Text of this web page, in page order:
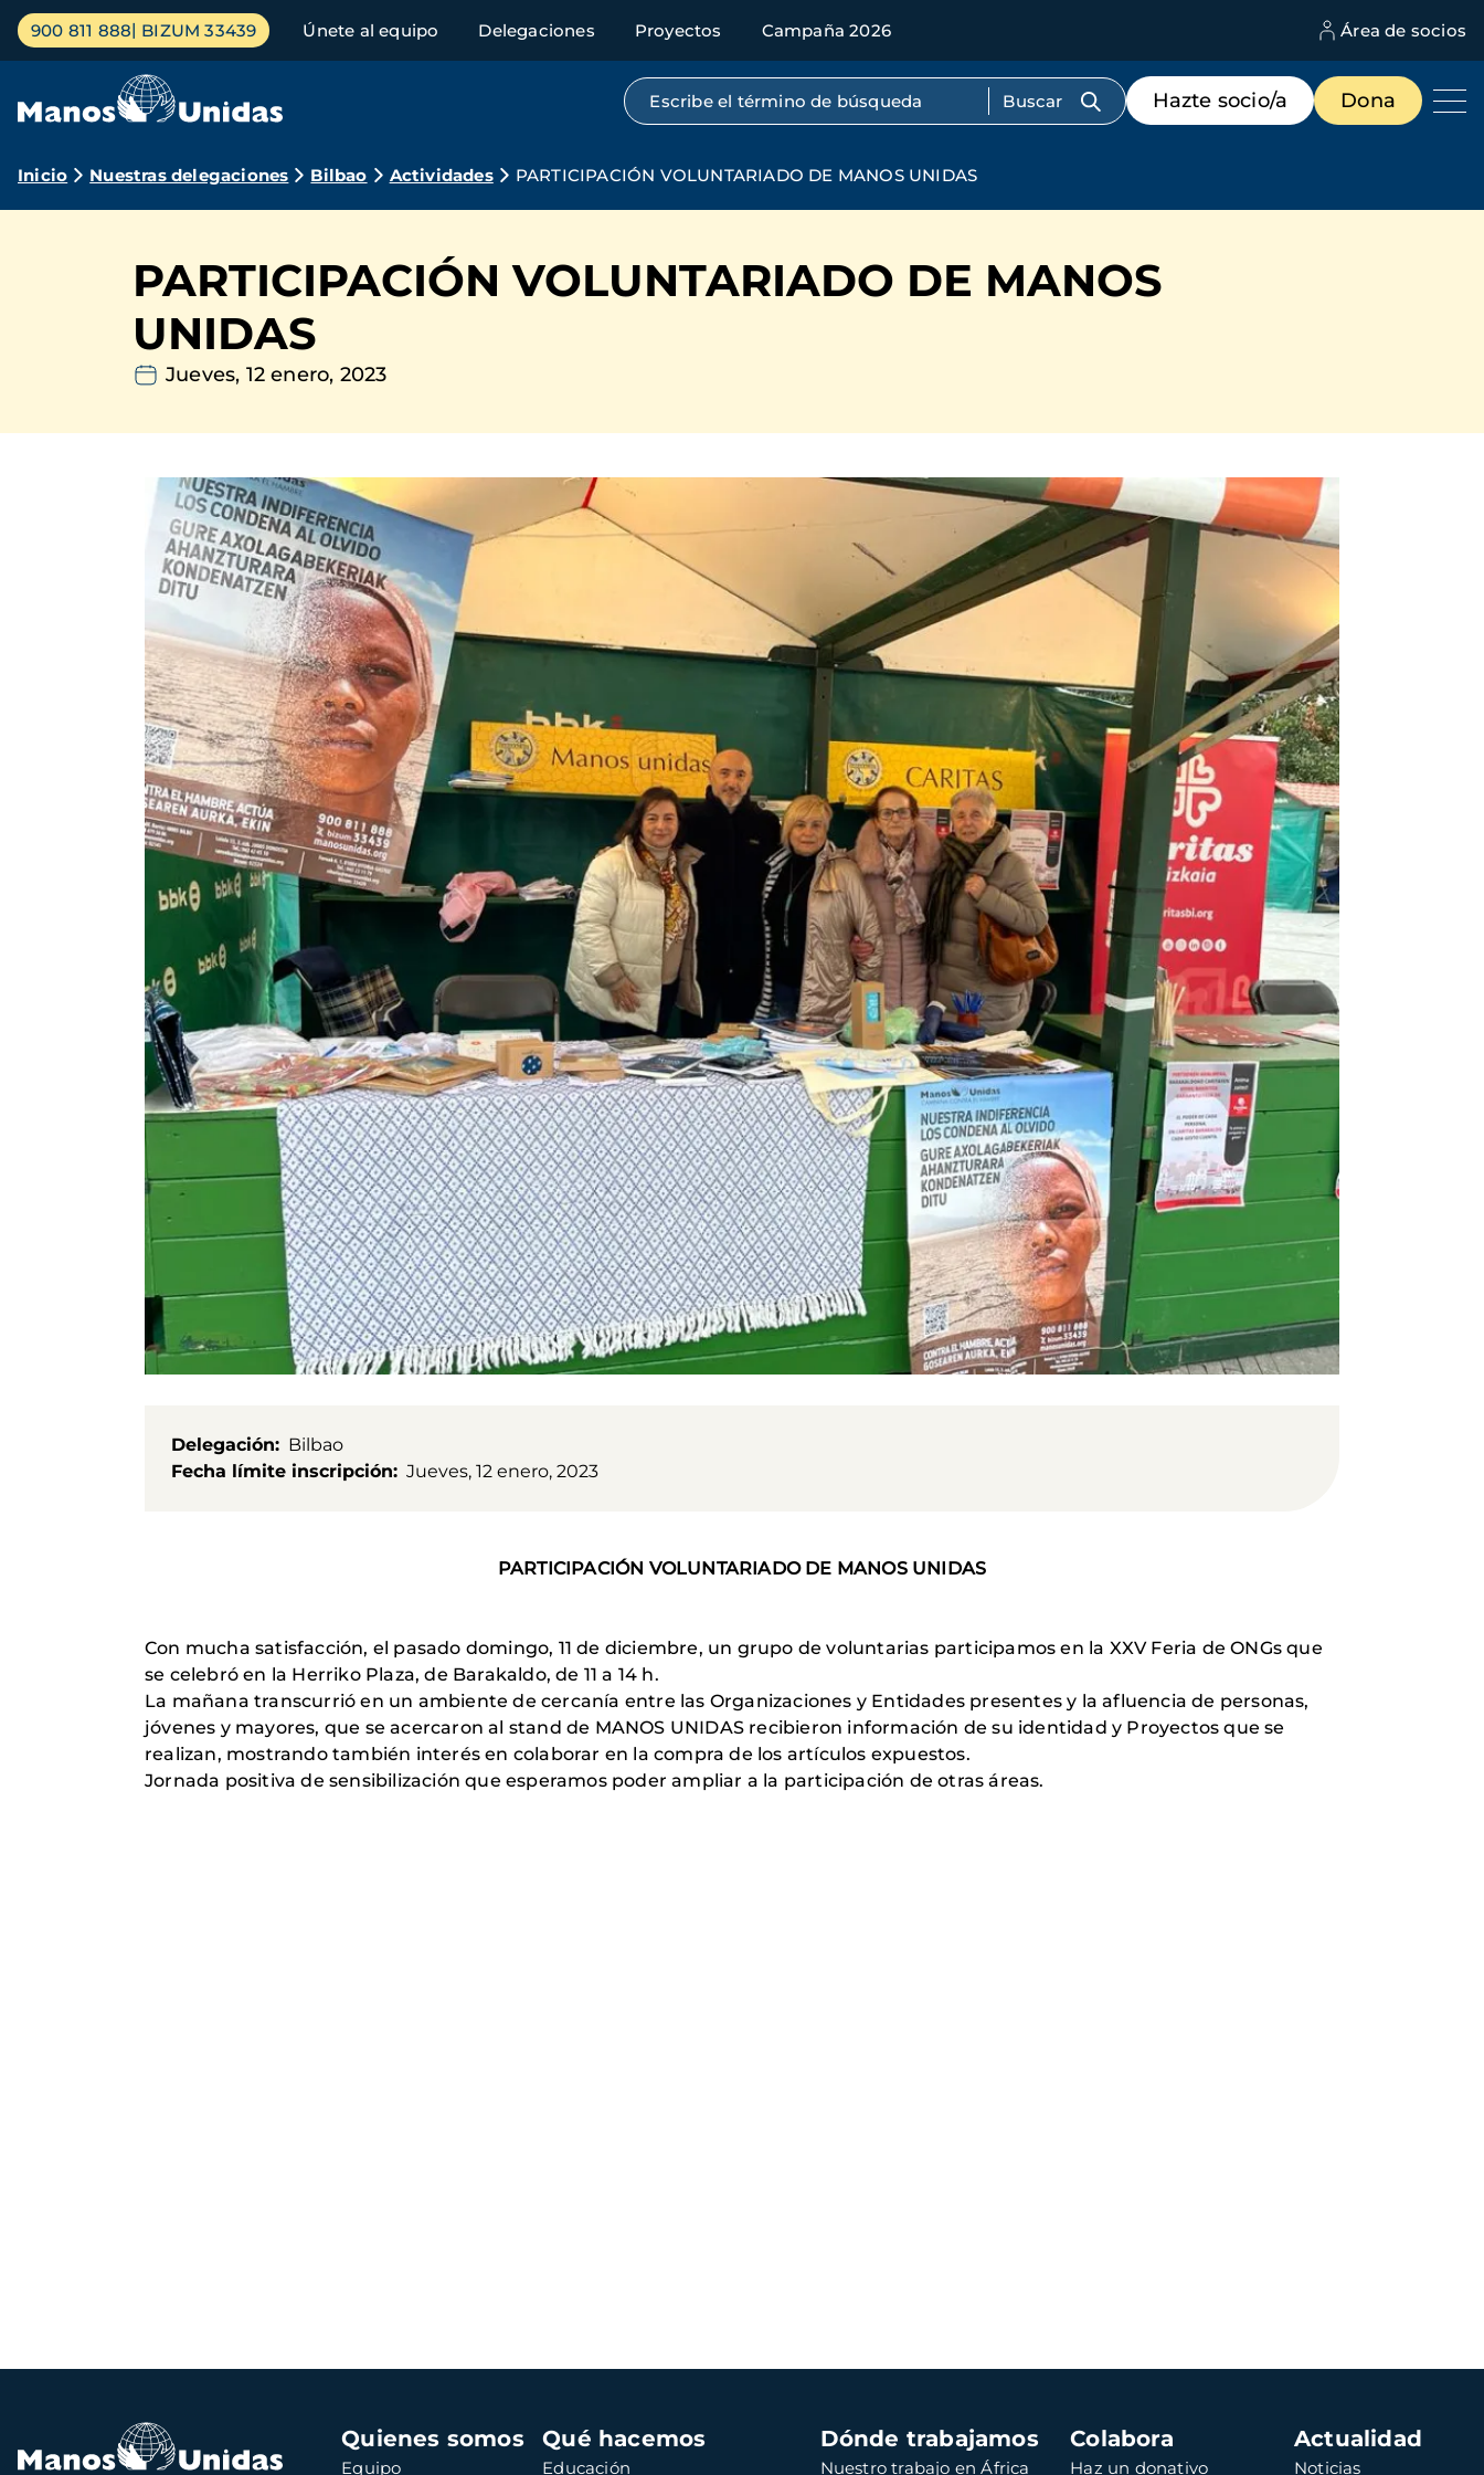
Pasar
contenido
Menú
principal
900 811 888 BIZUM 33439 Únete al equipo Delegaciones Proyectos Campaña 2026 Área de socios
Búsqueda por texto completo
Menú
de
destacados
Hazte socio/a Dona
Ruta
navegación
Inicio Nuestras delegaciones Bilbao Actividades PARTICIPACIÓN VOLUNTARIADO DE MANOS UNIDAS
PARTICIPACIÓN VOLUNTARIADO DE MANOS
UNIDAS
Jueves, 12 enero, 2023
Delegación
Bilbao
Fecha límite inscripción
Jueves, 12 enero, 2023
PARTICIPACIÓN VOLUNTARIADO DE MANOS UNIDAS
Con mucha satisfacción, el pasado domingo, 11 de diciembre, un grupo de voluntarias participamos en la XXV Feria de ONGs que
se celebró en la Herriko Plaza, de Barakaldo, de 11 a 14 h.
La mañana transcurrió en un ambiente de cercanía entre las Organizaciones y Entidades presentes y la afluencia de personas,
jóvenes y mayores, que se acercaron al stand de MANOS UNIDAS recibieron información de su identidad y Proyectos que se
realizan, mostrando también interés en colaborar en la compra de los artículos expuestos.
Jornada positiva de sensibilización que esperamos poder ampliar a la participación de otras áreas.
Navegación
principal
Quienes somos
Equipo
Qué hacemos
Educación
Dónde trabajamos
Nuestro trabajo en África
Colabora
Haz un donativo
Actualidad
Noticias